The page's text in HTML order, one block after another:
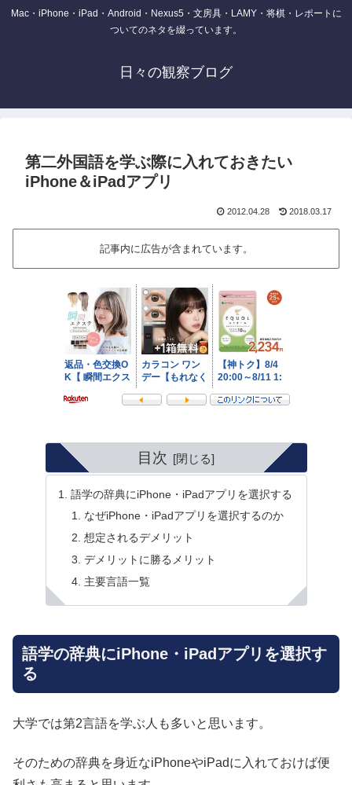
Mac・iPhone・iPad・Android・Nexus5・文房具・LAMY・将棋・レポートに
ついてのネタを綴っています。
日々の観察ブログ
第二外国語を学ぶ際に入れておきたい
iPhone＆iPadアプリ
2012.04.28 2018.03.17
記事内に広告が含まれています。
目次
語学の辞典にiPhone・iPadアプリを選択する
なぜiPhone・iPadアプリを選択するのか
想定されるデメリット
デメリットに勝るメリット
主要言語一覧
語学の辞典にiPhone・iPadアプリを選択す
る
大学では第2言語を学ぶ人も多いと思います。
そのための辞典を身近なiPhoneやiPadに入れておけば便